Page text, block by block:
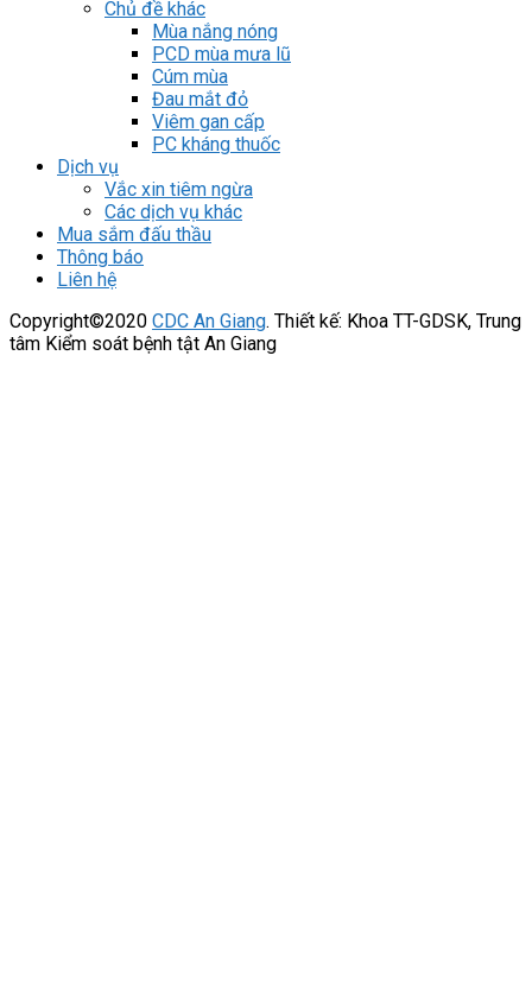
Chủ đề khác
Mùa nắng nóng
PCD mùa mưa lũ
Cúm mùa
Đau mắt đỏ
Viêm gan cấp
PC kháng thuốc
Dịch vụ
Vắc xin tiêm ngừa
Các dịch vụ khác
Mua sắm đấu thầu
Thông báo
Liên hệ
Copyright©2020 CDC An Giang. Thiết kế: Khoa TT-GDSK, Trung
tâm Kiểm soát bệnh tật An Giang